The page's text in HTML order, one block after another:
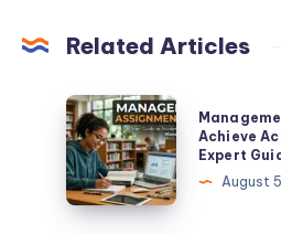
Related Articles
Management
Assignment
Help:
Achieve
Academic
Achieve
Expert
August